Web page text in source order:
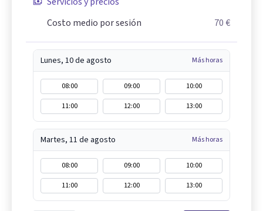
Costo medio por sesión
70 €
Lunes, 10 de agosto Más horas
08:00 09:00
10:00
11:00
12:00 13:00
Martes, 11 de agosto Más horas
08:00 09:00
10:00
11:00
12:00 13:00